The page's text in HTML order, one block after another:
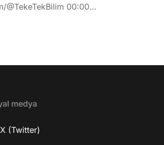
00:00
dizi teklifi
Oynadığı role nasıl
ayakkabı eleştirisinden
nereli, nasıl bir
oyunculuk
medya
X (Twitter)